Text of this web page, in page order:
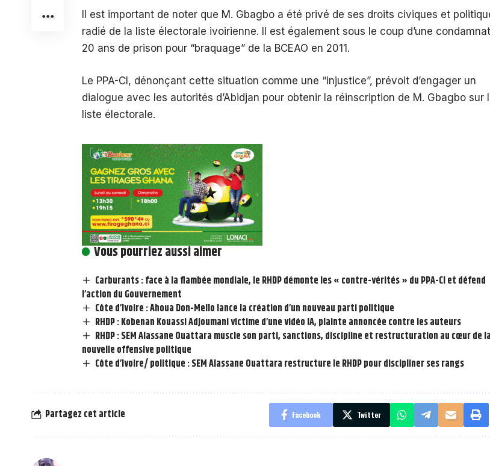
Il est important de noter que M. Gbagbo a été privé de ses droits civiques et
radié de la liste électorale ivoirienne. Il est également sous le coup d’une
20 ans de prison pour “braquage” de la BCEAO en 2011.
Le PPA-CI, dénonçant cette situation comme une “injustice”, prévoit d’engager un
dialogue avec les autorités d’Abidjan pour obtenir la réinscription de M. Gbagbo sur
liste électorale.
Vous pourriez aussi aimer
Carburants : face à la flambée mondiale, le RHDP démonte les « contre-vérités » du PPA-CI et défend
l’action du Gouvernement
Côte d’Ivoire : Ahoua Don-Mello lance la création d’un nouveau parti politique
RHDP : Kobenan Kouassi Adjoumani victime d’une vidéo IA, plainte annoncée contre les auteurs
RHDP : SEM Alassane Ouattara muscle son parti, sanctions, discipline et restructuration au cœur de la
nouvelle offensive politique
Côte d’Ivoire/ politique : SEM Alassane Ouattara restructure le RHDP pour discipliner ses rangs
Partagez cet article Facebook Twitter